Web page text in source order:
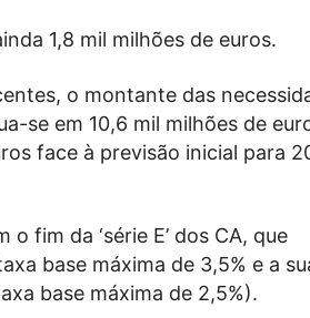
1,8 mil milhões de euros.
o montante das
se em 10,6 mil milhões de
face à previsão inicial para
fim da ‘série E’ dos CA, que
base máxima de 3,5% e a
base máxima de 2,5%).